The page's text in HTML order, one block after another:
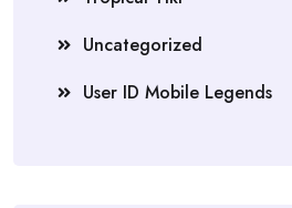
Uncategorized
User ID Mobile Legends